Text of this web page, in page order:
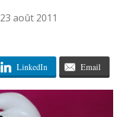
23 août 2011
LinkedIn Email